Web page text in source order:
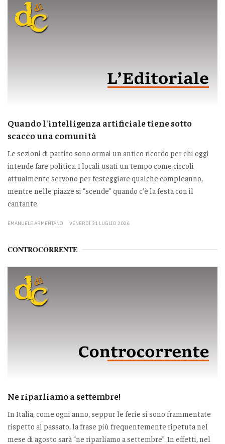
Quando l'intelligenza artificiale tiene sotto
scacco una comunità
Le sezioni di partito sono ormai un antico ricordo per chi oggi
intende fare politica. I locali usati un tempo come circoli
attualmente servono per festeggiare qualche compleanno,
mentre nelle piazze si “scende” quando c'è la festa con il
cantante.
EMANUELE ARMENTANO VENERDÌ 31 LUGLIO 2026
CONTROCORRENTE
Ne riparliamo a settembre!
In Italia, come ogni anno, seppur le ferie si sono frammentate
rispetto al passato, la frase più frequentemente ripetuta nel
mese di agosto sarà “ne riparliamo a settembre”. In effetti, nel